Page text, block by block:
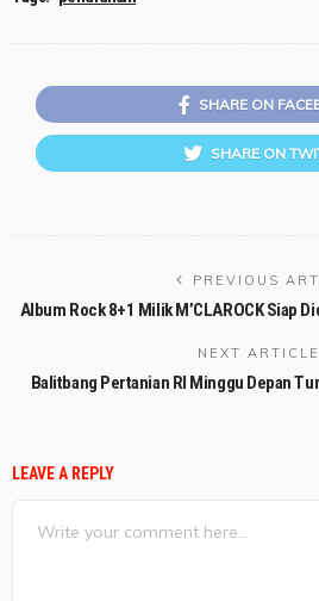
SHARE ON
SHARE ON
PREVIOUS
Album Rock 8+1 Milik M’CLAROCK Siap
NEXT ARTICLE
Balitbang Pertanian RI Minggu Depan
LEAVE A REPLY